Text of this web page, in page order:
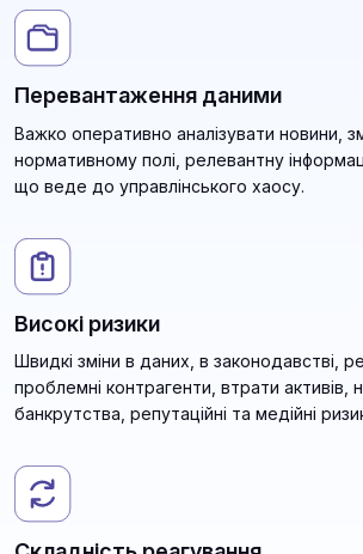
Перевантаження даними
Важко оперативно аналізувати новини,
нормативному полі, релевантну
що веде до управлінського хаосу.
Високі ризики
Швидкі зміни в даних, в законодавстві,
проблемні контрагенти, втрати активів,
банкрутства, репутаційні та медійні